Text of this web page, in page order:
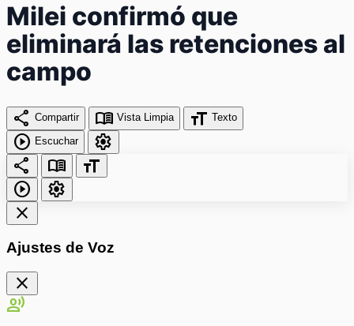
Milei confirmó que
eliminará las retenciones al
campo
share Compartir menu_book Vista Limpia format_size Texto
play_circle Escuchar
settings
share
menu_book
format_size
play_circle
settings
close
Ajustes de Voz
close
record_voice_over